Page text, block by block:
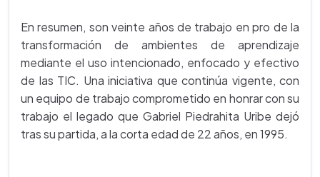
En resumen, son veinte años de trabajo en pro de la
transformación de ambientes de aprendizaje
mediante el uso intencionado, enfocado y efectivo
de las TIC. Una iniciativa que continúa vigente, con
un equipo de trabajo comprometido en honrar con su
trabajo el legado que Gabriel Piedrahita Uribe dejó
tras su partida, a la corta edad de 22 años, en 1995.